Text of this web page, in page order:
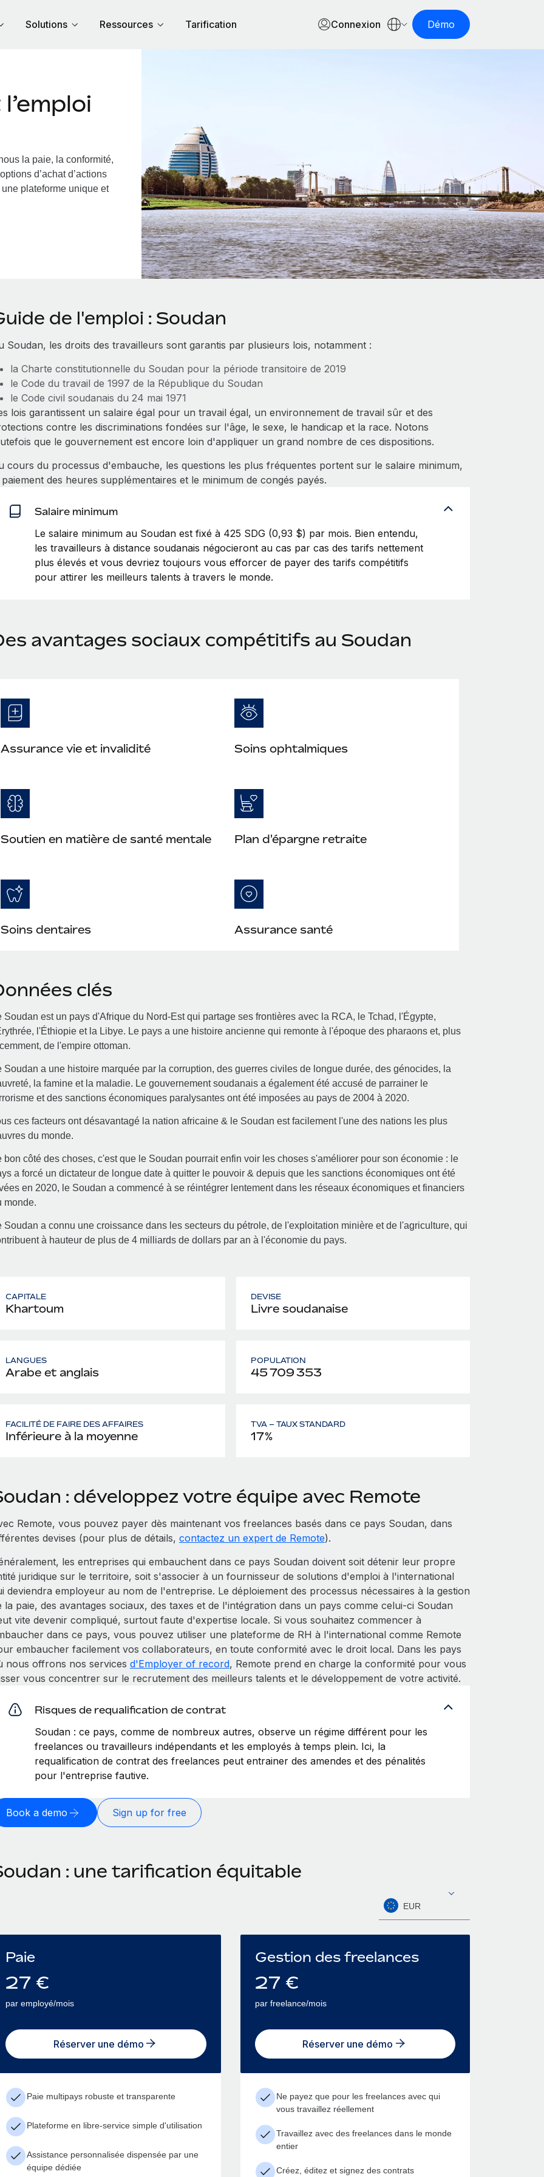
Solutions Ressources Tarification Connexion Démo
la paie, la conformité,
d’achat d’actions
plateforme unique et
de l'emploi : Soudan
Soudan, les droits des travailleurs sont garantis par plusieurs lois, notamment :
la Charte constitutionnelle du Soudan pour la période transitoire de 2019
le Code du travail de 1997 de la République du Soudan
le Code civil soudanais du 24 mai 1971
lois garantissent un salaire égal pour un travail égal, un environnement de travail sûr et des
contre les discriminations fondées sur l'âge, le sexe, le handicap et la race. Notons
que le gouvernement est encore loin d'appliquer un grand nombre de ces dispositions.
cours du processus d'embauche, les questions les plus fréquentes portent sur le salaire minimum,
paiement des heures supplémentaires et le minimum de congés payés.
Salaire minimum
Le salaire minimum au Soudan est fixé à 425 SDG (0,93 $) par mois. Bien entendu,
les travailleurs à distance soudanais négocieront au cas par cas des tarifs nettement
plus élevés et vous devriez toujours vous efforcer de payer des tarifs compétitifs
pour attirer les meilleurs talents à travers le monde.
avantages sociaux compétitifs au Soudan
Assurance vie et invalidité Soins ophtalmiques
Soutien en matière de santé mentale Plan d'épargne retraite
Soins dentaires Assurance santé
clés
Soudan est un pays d'Afrique du Nord-Est qui partage ses frontières avec la RCA, le Tchad, l'Égypte,
l'Éthiopie et la Libye. Le pays a une histoire ancienne qui remonte à l'époque des pharaons et, plus
de l'empire ottoman.
Soudan a une histoire marquée par la corruption, des guerres civiles de longue durée, des génocides, la
la famine et la maladie. Le gouvernement soudanais a également été accusé de parrainer le
et des sanctions économiques paralysantes ont été imposées au pays de 2004 à 2020.
ces facteurs ont désavantagé la nation africaine & le Soudan est facilement l'une des nations les plus
du monde.
bon côté des choses, c'est que le Soudan pourrait enfin voir les choses s'améliorer pour son économie : le
a forcé un dictateur de longue date à quitter le pouvoir & depuis que les sanctions économiques ont été
en 2020, le Soudan a commencé à se réintégrer lentement dans les réseaux économiques et financiers
monde.
Soudan a connu une croissance dans les secteurs du pétrole, de l'exploitation minière et de l'agriculture, qui
à hauteur de plus de 4 milliards de dollars par an à l'économie du pays.
CAPITALE
Khartoum
DEVISE
Livre soudanaise
LANGUES
Arabe et anglais
POPULATION
45 709 353
FACILITÉ DE FAIRE DES AFFAIRES
Inférieure à la moyenne
TVA – TAUX STANDARD
17%
: développez votre équipe avec Remote
Remote, vous pouvez payer dès maintenant vos freelances basés dans ce pays Soudan, dans
devises (pour plus de détails, contactez un expert de Remote).
les entreprises qui embauchent dans ce pays Soudan doivent soit détenir leur propre
juridique sur le territoire, soit s'associer à un fournisseur de solutions d'emploi à l'international
deviendra employeur au nom de l'entreprise. Le déploiement des processus nécessaires à la gestion
la paie, des avantages sociaux, des taxes et de l'intégration dans un pays comme celui-ci Soudan
vite devenir compliqué, surtout faute d'expertise locale. Si vous souhaitez commencer à
dans ce pays, vous pouvez utiliser une plateforme de RH à l'international comme Remote
embaucher facilement vos collaborateurs, en toute conformité avec le droit local. Dans les pays
nous offrons nos services d'Employer of record, Remote prend en charge la conformité pour vous
vous concentrer sur le recrutement des meilleurs talents et le développement de votre activité.
Risques de requalification de contrat
Soudan : ce pays, comme de nombreux autres, observe un régime différent pour les
freelances ou travailleurs indépendants et les employés à temps plein. Ici, la
requalification de contrat des freelances peut entrainer des amendes et des pénalités
pour l'entreprise fautive.
Book a demo Sign up for free
: une tarification équitable
EUR
Paie
27 €
par employé/mois
Réserver une démo
Paie multipays robuste et transparente
Plateforme en libre-service simple d'utilisation
Assistance personnalisée dispensée par une
équipe dédiée
Gestion des freelances
27 €
par freelance/mois
Réserver une démo
Ne payez que pour les freelances avec qui
vous travaillez réellement
Travaillez avec des freelances dans le monde
entier
Créez, éditez et signez des contrats